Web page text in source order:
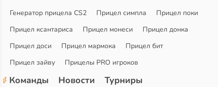
Генератор прицела CS2
Прицел симпла
Прицел поки
Прицел ксантариса
Прицел монеси
Прицел донка
Прицел доси
Прицел мармока
Прицел бит
Прицел зайву
Прицелы PRO игроков
Команды Новости
Турниры